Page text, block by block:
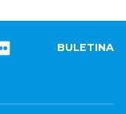
BULETINA